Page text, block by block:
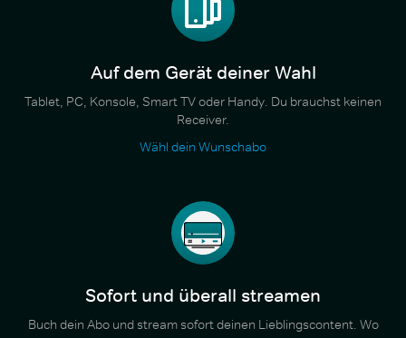
Auf dem Gerät deiner Wahl
Tablet, PC, Konsole, Smart TV oder Handy. Du brauchst keinen
Receiver.
Wähl dein Wunschabo
Sofort und überall streamen
Buch dein Abo und stream sofort deinen Lieblingscontent. Wo